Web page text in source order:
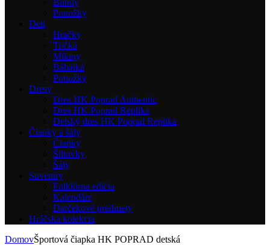
Bundy
Ponožky
Deti
Hračky
Tričká
Mikiny
Bábätká
Ponožky
Dresy
Dres HK Poprad Authentic
Dres HK Poprad Replika
Detský dres HK Poprad Replika
Čiapky a šály
Čiapky
Šiltovky
Šály
Suveníry
Folklórna edícia
Kalendáre
Darčekové predmety
Hráčska kolekcia
DomovŠportová čiapka HK POPRAD detská